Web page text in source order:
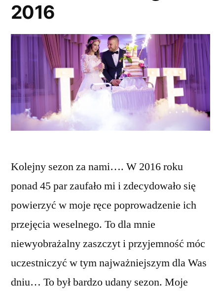
2016
Kolejny sezon za nami…. W 2016 roku
ponad 45 par zaufało mi i zdecydowało się
powierzyć w moje ręce poprowadzenie ich
przejęcia weselnego. To dla mnie
niewyobrażalny zaszczyt i przyjemność móc
uczestniczyć w tym najważniejszym dla Was
dniu… To był bardzo udany sezon. Moje